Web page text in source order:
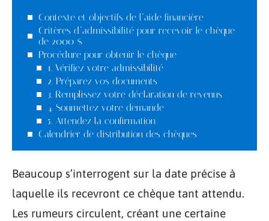
Contexte et objectifs de l’aide financière
Critères d’admissibilité pour recevoir le chèque
de 2000 $
Procédure pour obtenir le chèque
1. Vérifiez votre admissibilité
2. Préparez vos documents
3. Remplissez votre déclaration de revenus
4. Soumettez votre demande
5. Attendez la confirmation
Calendrier de distribution des chèques
Beaucoup s’interrogent sur la date précise à
laquelle ils recevront ce chèque tant attendu.
Les rumeurs circulent, créant une certaine